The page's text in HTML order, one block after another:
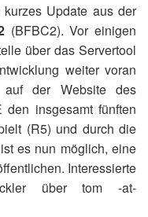
Update aus der
(BFBC2). Vor einigen
über das Servertool
weiter voran
auf der Website des
insgesamt fünften
(R5) und durch die
es nun möglich, eine
Interessierte
über tom -at-